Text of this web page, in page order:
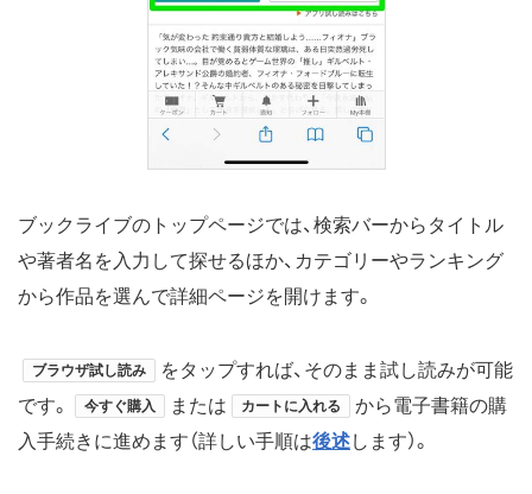
ブックライブのトップページでは、検索バーからタイトル
や著者名を入力して探せるほか、カテゴリーやランキング
から作品を選んで詳細ページを開けます。
ブラウザ試し読み
をタップすれば、そのまま試し読みが可能
です。
今すぐ購入 または カートに入れる
から電子書籍の購
入手続きに進めます（詳しい手順は後述します）。